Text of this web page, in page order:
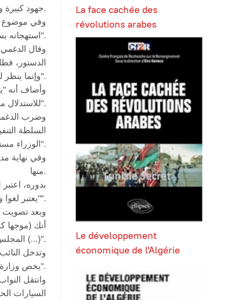
جهود كبيرة ومثمرة في هذا الملف.
وفي موضوع
استهجانه بسبب "قيام نواب بتفسير الدستور بطريقة مخالفة لأصول التفسير التي استقر عليها الفقه والقضاء".
وقال
الدستور،
وإنما ينظر للدستور كوحدة واحدة".
وأضاف أنه
للاستدلال منه على أن ما ينطبق على الوزراء لا ينطبق على رئيسهم".
السلطة
الوزراء مستثنى من السلطة التنفيذية، فهل هذا التفسير صحيح؟".
وفي نهاية
منها.
بدوره،
"يعتبر لغوا واعتداء على الدستور، ولا يجوز أن يدون في سجلات المجلس".
وبعد تصويت
أنك (موجها
(...) المجلس يجتهد ولكن ليس له صلاحية بالتفسير، وهناك جهة واحدة للتفسير هي المحكمة الدستورية".
وتدخل
يخص وزارة معينة، ولكن يتم استجوابه في السياسات العامة".
وانتقل
La face cachée des
révolutions arabes
Le développement
économique de l'Algérie